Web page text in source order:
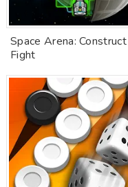
Space Arena:
Fight